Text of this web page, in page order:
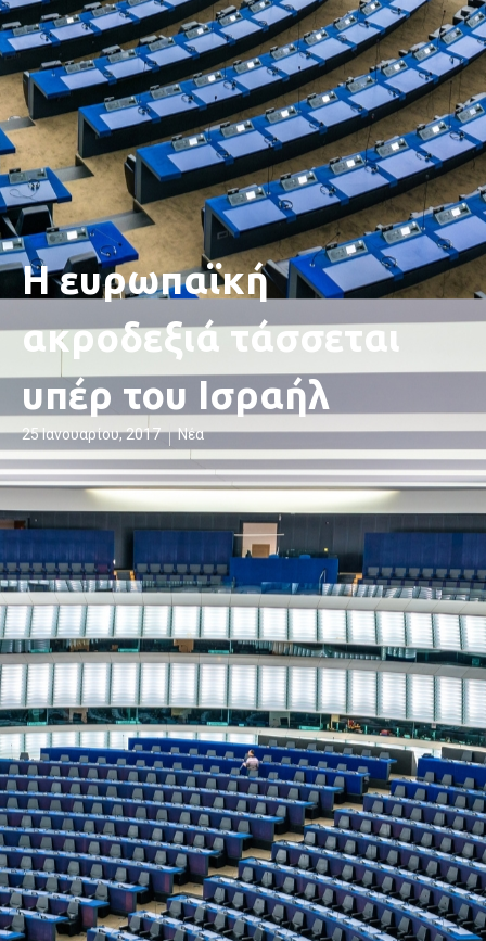
Η ευρωπαϊκή
ακροδεξιά τάσσεται
υπέρ του Iσραήλ
25 Ιανουαρίου, 2017 Νέα